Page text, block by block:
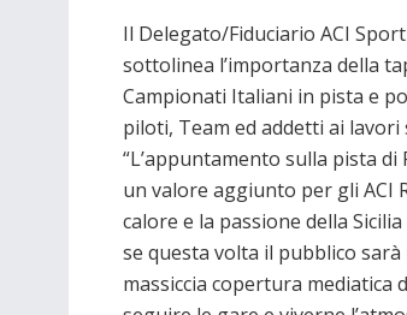
Il Delegato/Fiduciario ACI
sottolinea l’importanza della
Campionati Italiani in pista e
piloti, Team ed addetti ai lavori
“L’appuntamento sulla pista
un valore aggiunto per gli ACI
calore e la passione della
se questa volta il pubblico sarà
massiccia copertura mediatica